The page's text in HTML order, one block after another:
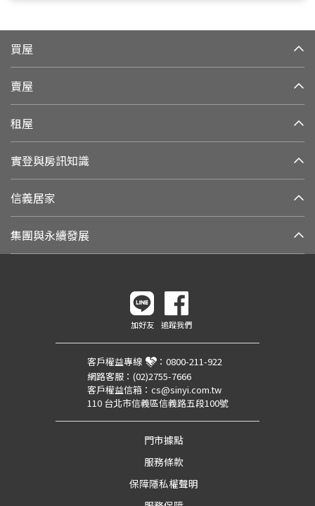
買屋
賣屋
租屋
實登與房訊知識
信義居家
集團與永續發展
加好友 追蹤我們
客戶權益專線 ： 0800-211-922
網路客服： (02)2755-7666
客戶權益信箱： cs@sinyi.com.tw
110 台北市信義區信義路五段100號
門市據點
服務條款
保障隱私權聲明